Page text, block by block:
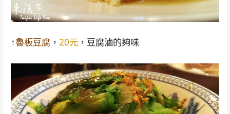
↑魯板豆腐， 20元，豆腐滷的夠味